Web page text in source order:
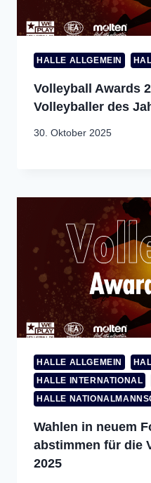
HALLE ALLGEMEIN
Volleyball Awards
Volleyballer des
30. Oktober 2025
HALLE ALLGEMEIN
HALLE INTERNATIONAL
HALLE
Wahlen in neuem
abstimmen für die
2025